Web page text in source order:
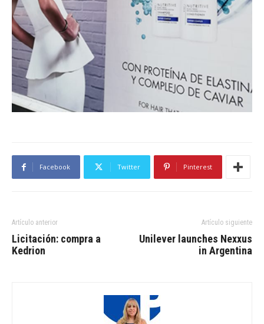
Facebook Twitter Pinterest
Artículo anterior
Licitación: compra a
Kedrion
Artículo siguiente
Unilever launches Nexxus
in Argentina